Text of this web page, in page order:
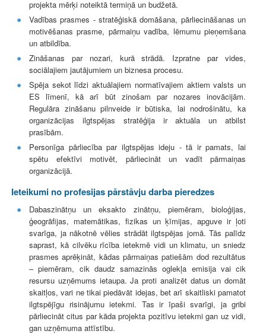
projekta mērķi noteiktā termiņā un budžetā.
Vadības prasmes - stratēģiskā domāšana, pārliecināšanas un
motivēšanas prasme, pārmaiņu vadība, lēmumu pieņemšana
un atbildība.
Zināšanas par nozari, kurā strādā. Izpratne par vides,
sociālajiem jautājumiem un biznesa procesu.
Spēja sekot līdzi aktuālajiem normatīvajiem aktiem valsts un
ES līmenī, kā arī būt zinošam par nozares inovācijām.
Regulāra zināšanu pilnveide ir būtiska, lai nodrošinātu, ka
organizācijas ilgtspējas stratēģija ir aktuāla un atbilst
prasībām.
Personīga pārliecība par ilgtspējas ideju - tā ir pamats, lai
spētu efektīvi motivēt, pārliecināt un vadīt pārmaiņas
organizācijā.
Ieteikumi no profesijas pārstāvju darba pieredzes
Dabaszinātņu un eksakto zinātņu, piemēram, bioloģijas,
ģeogrāfijas, matemātikas, fizikas un ķīmijas, apguve ir ļoti
svarīga, ja nākotnē vēlies strādāt ilgtspējas jomā. Tās palīdz
saprast, kā cilvēku rīcība ietekmē vidi un klimatu, un sniedz
prasmes aprēķināt, kādas pārmaiņas patiešām dod rezultātus
– piemēram, cik daudz samazinās oglekļa emisija vai cik
resursu uzņēmums ietaupa. Ja proti analizēt datus un domāt
skaitļos, vari ne tikai piedāvāt idejas, bet arī skaitliski pamatot
ilgtspējīgu risinājumu ietekmi. Tas ir īpaši svarīgi, ja gribi
pārliecināt citus par kāda projekta pozitīvu ietekmi gan uz vidi,
gan uzņēmuma attīstību.